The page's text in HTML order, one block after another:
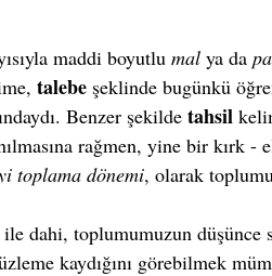
maddi boyutlu mal ya da
talebe şeklinde bugünkü
Benzer şekilde tahsil
rağmen, yine bir kırk -
toplama dönemi, olarak
dahi, toplumumuzun
kaydığını görebilmek